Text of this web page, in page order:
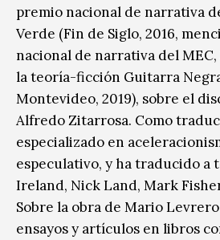
premio nacional de narrativa
Verde (Fin de Siglo, 2016,
nacional de narrativa del MEC,
la teoría-ficción Guitarra
Montevideo, 2019), sobre el
Alfredo Zitarrosa. Como
especializado en
especulativo, y ha traducido a
Ireland, Nick Land, Mark
Sobre la obra de Mario
ensayos y artículos en libros